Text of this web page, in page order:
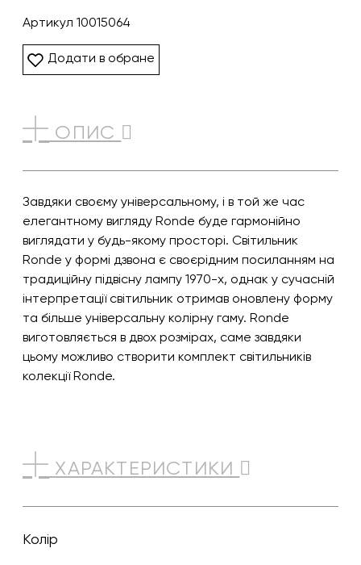
Артикул 10015064
Додати в обране
ОПИС
Завдяки своєму універсальному, і в той же час
елегантному вигляду Ronde буде гармонійно
виглядати у будь-якому просторі. Світильник
Ronde у формі дзвона є своєрідним посиланням на
традиційну підвісну лампу 1970-х, однак у сучасній
інтерпретації світильник отримав оновлену форму
та більше універсальну колірну гаму. Ronde
виготовляється в двох розмірах, саме завдяки
цьому можливо створити комплект світильників
колекції Ronde.
ХАРАКТЕРИСТИКИ
Колір